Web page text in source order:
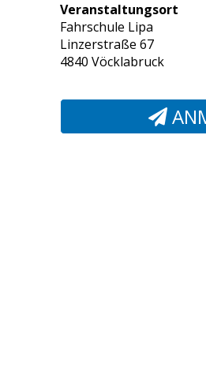
Veranstaltungsort
Fahrschule Lipa
Linzerstraße 67
4840 Vöcklabruck